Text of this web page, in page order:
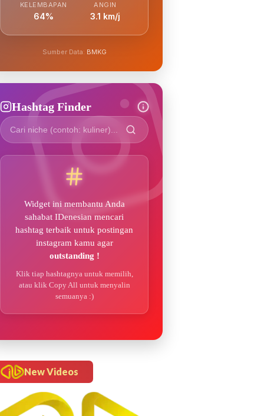
KELEMBAPAN
64%
ANGIN
3.1 km/j
Sumber Data: BMKG
Hashtag Finder
Widget ini membantu Anda
sahabat IDenesian mencari
hashtag terbaik untuk postingan
instagram kamu agar
outstanding !
Klik tiap hashtagnya untuk memilih,
atau klik Copy All untuk menyalin
semuanya :)
New Videos